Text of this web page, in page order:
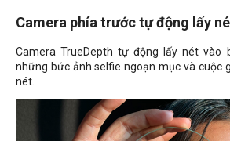
Camera phía trước tự động lấy
Camera TrueDepth tự động lấy nét vào
những bức ảnh selfie ngoạn mục và cuộc
nét.